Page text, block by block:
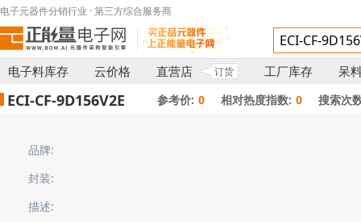
电子元器件分销行业 · 第三方综合服务商
电子料库存 云价格 直营店 订货 工厂库存 呆
ECI-CF-9D156V2E 参考价: 0 相对热度指数: 0 搜索次
品牌:
封装:
描述: